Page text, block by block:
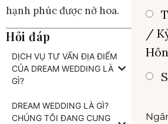
hạnh phúc được nở hoa.
Hỏi đáp
DỊCH VỤ TƯ VẤN ĐỊA ĐIỂM
CỦA DREAM WEDDING LÀ
GÌ?
DREAM WEDDING LÀ GÌ?
CHÚNG TÔI ĐANG CUNG
/
Hôn